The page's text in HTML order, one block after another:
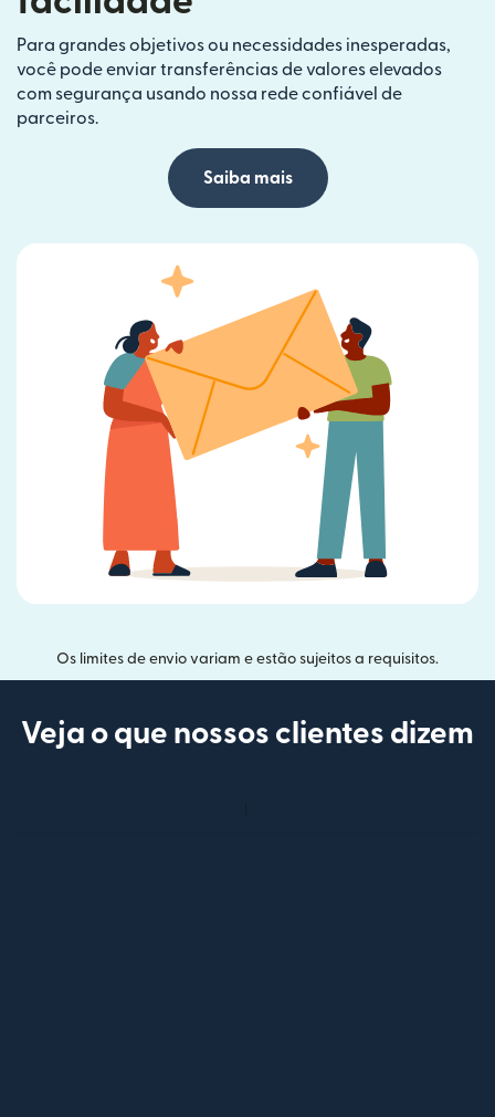
Para grandes objetivos ou necessidades inesperadas,
você pode enviar transferências de valores elevados
com segurança usando nossa rede confiável de
parceiros.
Saiba mais
Os limites de envio variam e estão sujeitos a requisitos.
Veja o que nossos clientes dizem